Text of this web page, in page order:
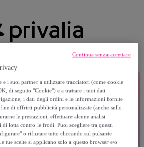
e i suoi partner a utilizzare tracciatori (come cookie
di seguito "Cookie") e a trattare i tuoi dati
i dati degli ordini e le informazioni fornite
di offrirti pubblicità personalizzate (anche sullo
le prestazioni, effettuare alcune analisi
lotta contro le frodi. Puoi scegliere tra questi
o rifiutare tutto cliccando sul pulsante
tue scelte si applicano solo a questo browser e/o
Continua senza accettare